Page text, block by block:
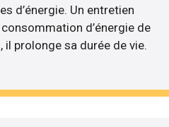
d’énergie. Un entretien
d’énergie de
prolonge sa durée de vie.